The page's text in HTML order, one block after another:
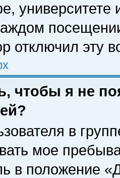
университете
отключил эту
чтобы я не
в
мое
в положение